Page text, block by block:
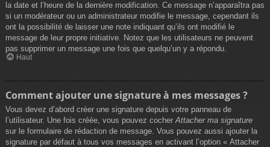
la date et l’heure de la dernière modification. Ce message n’apparaîtra pas
si un modérateur ou un administrateur modifie le message, cependant ils
ont la possibilité de laisser une note indiquant qu’ils ont modifié le
message de leur propre initiative. Notez que les utilisateurs ne peuvent
pas supprimer un message une fois que quelqu’un y a répondu.
Haut
Comment ajouter une signature à mes messages ?
Vous devez d’abord créer une signature depuis votre panneau de
l’utilisateur. Une fois créée, vous pouvez cocher Attacher ma signature
sur le formulaire de rédaction de message. Vous pouvez aussi ajouter la
signature par défaut à tous vos messages en activant l’option « Attacher